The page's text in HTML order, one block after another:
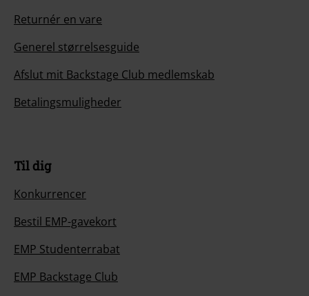
Returnér en vare
Generel størrelsesguide
Afslut mit Backstage Club medlemskab
Betalingsmuligheder
Til dig
Konkurrencer
Bestil EMP-gavekort
EMP Studenterrabat
EMP Backstage Club